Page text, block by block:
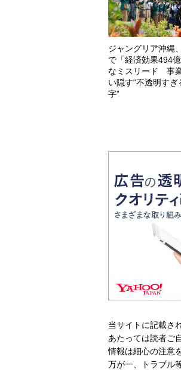
ジャングリア沖縄
で「経済効果494
なミスリード 事
い隠す“不透明すぎ
字”
当サイトに記載さ
あたっては読者ご
情報は細心の注意
万が一、トラブル